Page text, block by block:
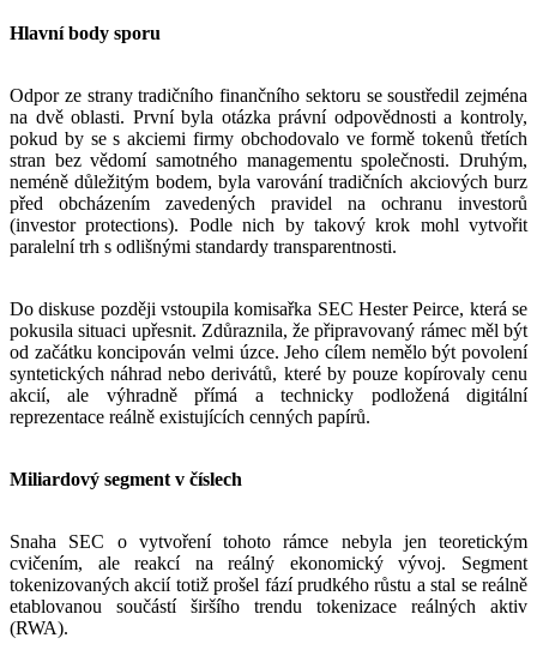
Hlavní body sporu
Odpor ze strany tradičního finančního sektoru se soustředil zejména
na dvě oblasti. První byla otázka právní odpovědnosti a kontroly,
pokud by se s akciemi firmy obchodovalo ve formě tokenů třetích
stran bez vědomí samotného managementu společnosti. Druhým,
neméně důležitým bodem, byla varování tradičních akciových burz
před obcházením zavedených pravidel na ochranu investorů
(investor protections). Podle nich by takový krok mohl vytvořit
paralelní trh s odlišnými standardy transparentnosti.
Do diskuse později vstoupila komisařka SEC Hester Peirce, která se
pokusila situaci upřesnit. Zdůraznila, že připravovaný rámec měl být
od začátku koncipován velmi úzce. Jeho cílem nemělo být povolení
syntetických náhrad nebo derivátů, které by pouze kopírovaly cenu
akcií, ale výhradně přímá a technicky podložená digitální
reprezentace reálně existujících cenných papírů.
Miliardový segment v číslech
Snaha SEC o vytvoření tohoto rámce nebyla jen teoretickým
cvičením, ale reakcí na reálný ekonomický vývoj. Segment
tokenizovaných akcií totiž prošel fází prudkého růstu a stal se reálně
etablovanou součástí širšího trendu tokenizace reálných aktiv
(RWA).